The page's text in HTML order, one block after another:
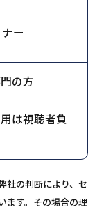
ー
の方
は視聴者負
社の判断により、セ
ます。その場合の理